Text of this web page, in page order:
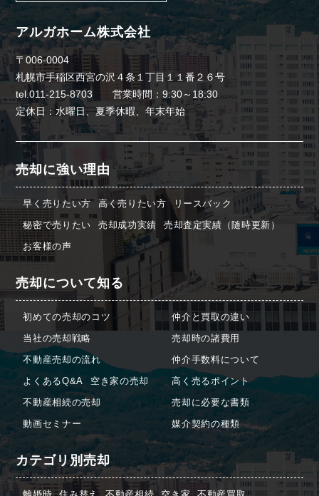
アルガホーム株式会社
〒006-0004
札幌市手稲区西宮の沢４条１丁目１１番２６号
tel.011-215-8703 営業時間：9:30～18:30
定休日：水曜日、夏季休暇、年末年始
売却に強い理由
早く売りたい方 高く売りたい方
リースバック
秘密で売りたい
売却成功実績
売却査定実績（随時更新）
お客様の声
売却について知る
初めての売却のコツ
当社の売却戦略
不動産売却の流れ
よくあるQ&A
空き家の売却
不動産相続の売却
動画セミナー
仲介と買取の違い
売却時の諸費用
仲介手数料について
高く売るポイント
売却に必要な書類
媒介契約の種類
カテゴリ別売却